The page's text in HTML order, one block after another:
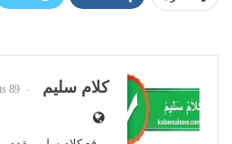
كلام سليم 89 Posts